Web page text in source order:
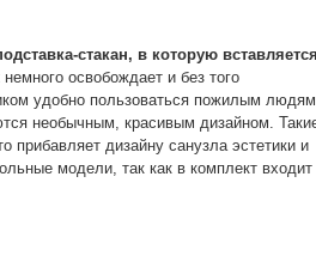
стакан, в которую
освобождает и без того
удобно пользоваться пожилым
необычным, красивым дизайном.
дизайну санузла эстетики и
модели, так как в комплект входит